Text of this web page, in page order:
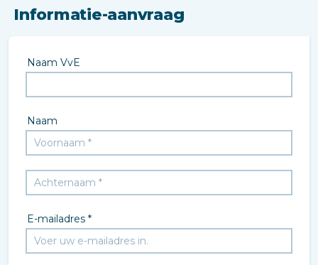
Informatie-aanvraag
Naam VvE
Naam
E-mailadres *